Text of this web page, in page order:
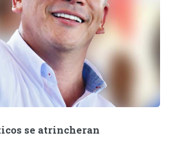
se atrincheran